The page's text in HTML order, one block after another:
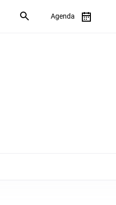
Agenda